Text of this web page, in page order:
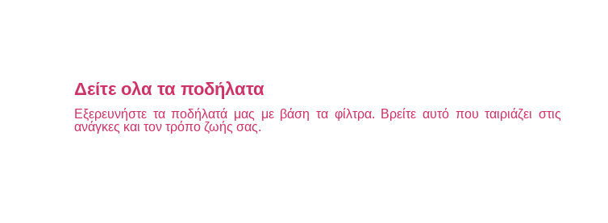
Δείτε ολα τα ποδήλατα
Εξερευνήστε τα ποδήλατά μας με βάση τα φίλτρα. Βρείτε αυτό που ταιριάζει στις
ανάγκες και τον τρόπο ζωής σας.